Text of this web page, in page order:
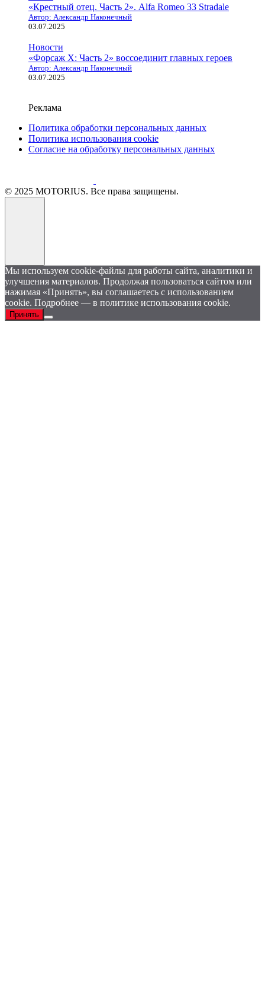
«Крестный отец. Часть 2». Alfa Romeo 33 Stradale
Автор: Александр Наконечный
03.07.2025
Новости
«Форсаж X: Часть 2» воссоединит главных героев
Автор: Александр Наконечный
03.07.2025
Реклама
Политика обработки персональных данных
Политика использования cookie
Согласие на обработку персональных данных
© 2025 MOTORIUS. Все права защищены.
Мы используем cookie-файлы для работы сайта, аналитики и
улучшения материалов. Продолжая пользоваться сайтом или
нажимая «Принять», вы соглашаетесь с использованием
cookie. Подробнее — в политике использования cookie.
Принять